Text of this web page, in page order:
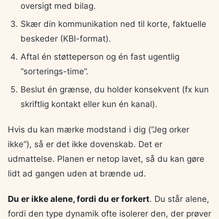
oversigt med bilag.
Skær din kommunikation ned til korte, faktuelle
beskeder (KBI-format).
Aftal én støtteperson og én fast ugentlig
“sorterings-time”.
Beslut én grænse, du holder konsekvent (fx kun
skriftlig kontakt eller kun én kanal).
Hvis du kan mærke modstand i dig (“Jeg orker
ikke”), så er det ikke dovenskab. Det er
udmattelse. Planen er netop lavet, så du kan gøre
lidt ad gangen uden at brænde ud.
Du er ikke alene, fordi du er forkert. Du står alene,
fordi den type dynamik ofte isolerer den, der prøver